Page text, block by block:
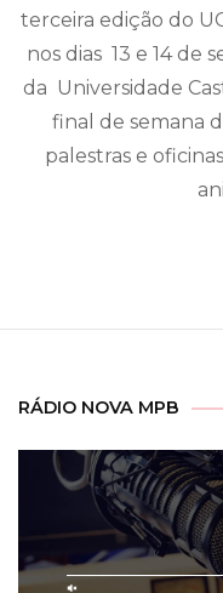
terceira edição do
nos dias 13 e 14 de
da Universidade
final de semana
palestras e
RÁDIO NOVA MPB